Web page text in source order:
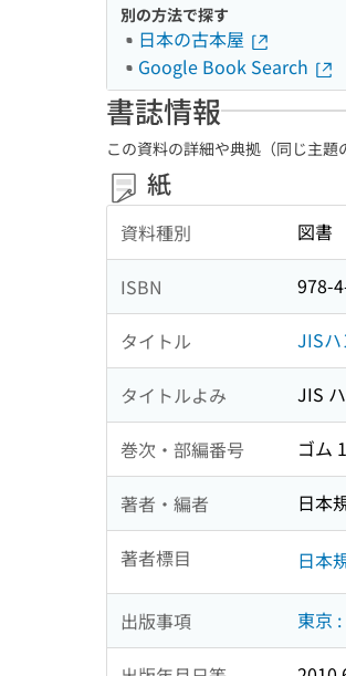
別の方法で探す
日本の古本屋
Google Book Search
書誌情報
この資料の詳細や典拠（同じ主題
紙
資料種別 図書
ISBN 978-
タイトル JISハ
タイトルよみ JIS
巻次・部編番号 ゴム
著者・編者 日本
著者標目 日本
出版事項 東京